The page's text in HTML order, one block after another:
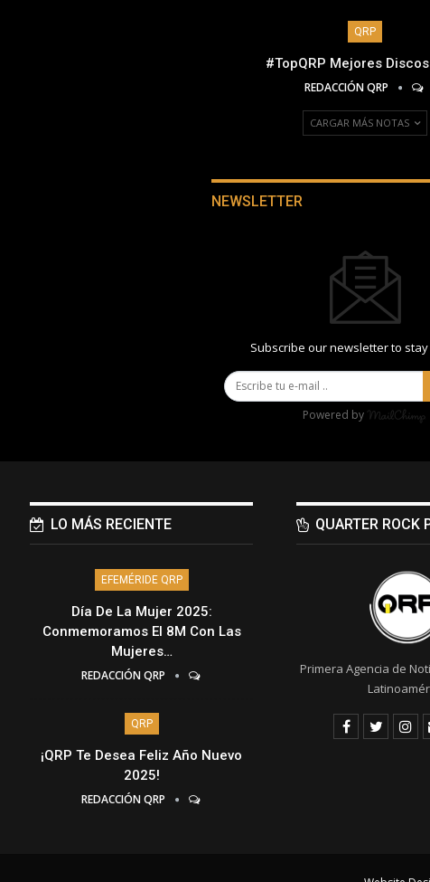
QRP
#TopQRP Mejores
REDACCIÓN QRP
CARGAR MÁS NOTAS
NEWSLETTER
Subscribe our newsletter to
Powered by
LO MÁS RECIENTE
EFEMÉRIDE QRP
Día De La Mujer 2025:
Conmemoramos El 8M Con Las
Mujeres…
REDACCIÓN QRP
QRP
¡QRP Te Desea Feliz Año Nuevo
2025!
REDACCIÓN QRP
QUARTER ROCK
Primera Agencia de